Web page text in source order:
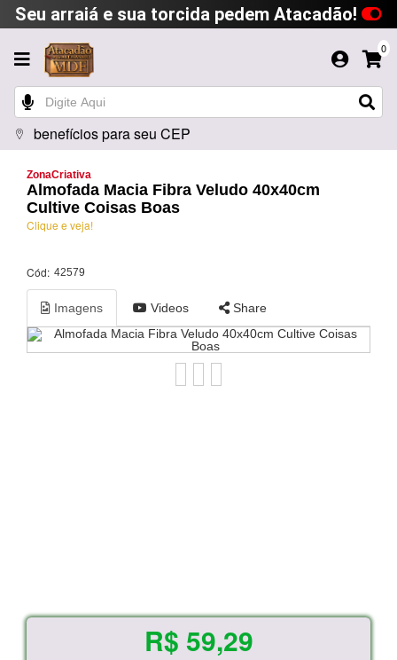
Seu arraiá e sua torcida pedem Atacadão!
0
benefícios para seu CEP
ZonaCriativa
Almofada Macia Fibra Veludo 40x40cm
Cultive Coisas Boas
Clique e veja!
Cód: 42579
Imagens Videos Share
R$ 59,29